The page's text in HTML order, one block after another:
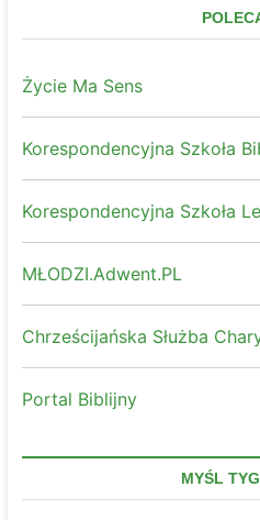
Życie Ma Sens
Korespondencyjna Szkoła
Korespondencyjna Szkoła
MŁODZI.Adwent.PL
Chrześcijańska Służba
Portal Biblijny
MYŚL